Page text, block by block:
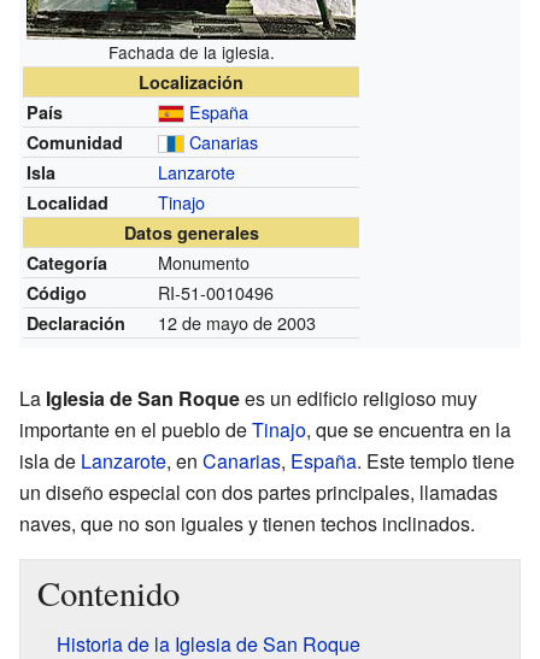
Fachada de la iglesia.
Localización
País
España
Comunidad Canarias
Isla Lanzarote
Localidad Tinajo
Datos generales
Categoría
Monumento
Código RI-51-0010496
Declaración 12 de mayo de 2003
La Iglesia de San Roquees un edificio religioso muy
importante en el pueblo deTinajo, que se encuentra en la
isla de Lanzarote, en Canarias, España. Este templo tiene
un diseño especial con dos partes principales, llamadas
naves, que no son iguales y tienen techos inclinados.
Contenido
Historia de la Iglesia de San Roque